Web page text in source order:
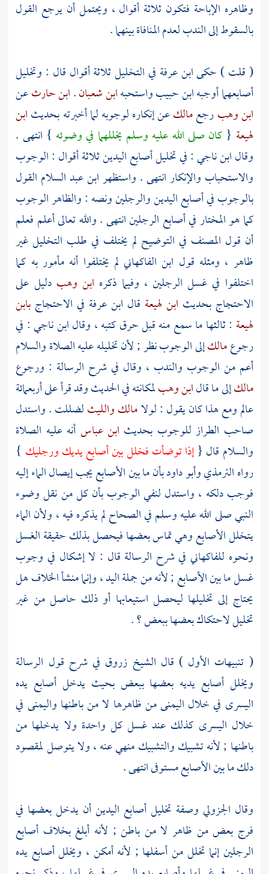
وظاهره الإباحة فتكون ثلاثة أقوال ، ويحتمل أن يرجع القول
بالسقوط إلى الندب لعدم المنافاة بينهما .
(قلت) حكىابن عرفة في التخليل ثلاثة أقوال قال : وتخليل
أصابعهما أوجبهابن حبيبواستحبهابن شعبان.ابن حارثعن
ابن وهبرجعمالكعن إنكاره لوجوبه لما أخبرته بحديثابن
لهيعة { كان صلى الله عليه وسلم يخللهما في وضوئه } انتهى .
وقالابن ناجي: في تخليل أصابع اليدين ثلاثة أقوال : الوجوب
والاستحباب والإنكار انتهى . واستظهرابن عبد السلام القول
بالوجوب في أصابع اليدين والرجلين ونصه : والظاهر الوجوب
كما هو المختار في أصابع الرجلين انتهى . والله تعالى أعلم فعلم
أن قول المصنف في التوضيح لم يختلف في طلب التخليل غير
ظاهر ، ومثله قول ابن الفاكهاني لم يختلفوا أنه مأمور به كما
اختلفوا في غسل الرجلين ، وفيما ذكره ابن وهبدليل على
الاحتجاج بحديث ابن لهيعة قال ابن عرفة في الاحتجاج بابن
لهيعة : ثالثها ما سمع منه قبل حرق كتبه ، وقالابن ناجي: في
رجوعمالكإلى الوجوب نظر ; لأن تخليله عليه الصلاة والسلام
أعم من الوجوب والندب ، وقال في شرح الرسالة : ورجوع
مالكإلى ما قالابن وهبلمكانته في الحديث وقد قرأ على أربعمائة
عالم ومع هذا كان يقول : لولامالكوالليثلضللت . واستدل
صاحب الطراز للوجوب بحديث ابن عباس أنه عليه الصلاة
والسلام قال {إذا توضأت فخلل بين أصابع يديك ورجليك }
رواهالترمذيوأبو داودبأن ما بين الأصابع يجب إيصال الماء إليه
فوجب دلكه ، واستدل لنفي الوجوب بأن كل من نقل وضوء
النبي صلى الله عليه وسلم في الصحاح لم يذكره فيه ، ولأن الماء
يتخلل الأصابع وهي تماس بعضها فيحصل بذلك حقيقة الغسل
ونحوه للفاكهاني في شرح الرسالة قال : لا إشكال في وجوب
غسل ما بين الأصابع ; لأنه من جملة اليد ، وإنما منشأ الخلاف هل
يحتاج إلى تخليلها ليحصل استيعابها أو ذلك حاصل من غير
تخليل لاحتكاك بعضها ببعض ؟ .
( تنبيهات الأول ) قال الشيخ زروق في شرح قول الرسالة
ويخلل أصابع يديه بعضها ببعض بحيث يدخل أصابع يده
اليسرى في خلال اليمنى من ظاهرها لا من باطنها واليمنى في
خلال اليسرى كذلك عند غسل كل واحدة ولا يدخلها من
باطنها ; لأنه تشبيك والتشبيك منهي عنه ، ولا يتوصل لمقصود
دلك ما بين الأصابع مستوفى انتهى .
وقال الجزولي وصفة تخليل أصابع اليدين أن يدخل بعضها في
فرج بعض من ظاهر لا من باطن ; لأنه أبلغ بخلاف أصابع
الرجلين إنما تخلل من أسفلها ; لأنه أمكن ، ويخلل أصابع يده